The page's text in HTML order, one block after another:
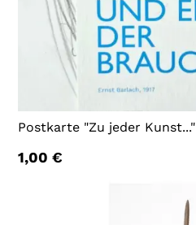
Postkarte "Zu jeder Kunst..."
1,00€